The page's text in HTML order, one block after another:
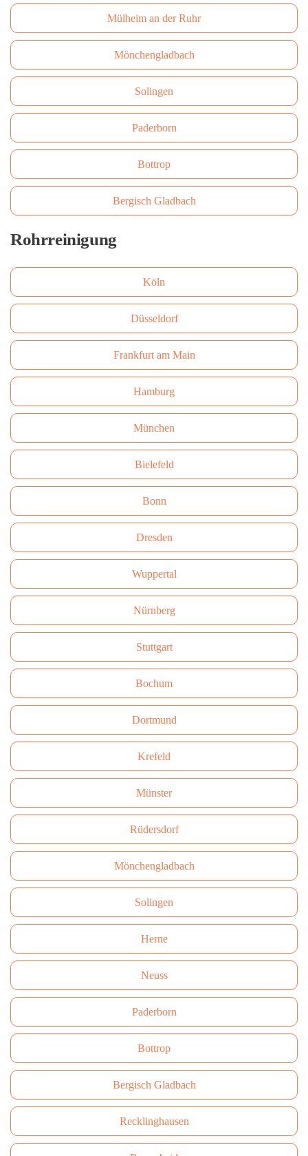
Mülheim an der Ruhr
Mönchengladbach
Solingen
Paderborn
Bottrop
Bergisch Gladbach
Rohrreinigung
Köln
Düsseldorf
Frankfurt am Main
Hamburg
München
Bielefeld
Bonn
Dresden
Wuppertal
Nürnberg
Stuttgart
Bochum
Dortmund
Krefeld
Münster
Rüdersdorf
Mönchengladbach
Solingen
Herne
Neuss
Paderborn
Bottrop
Bergisch Gladbach
Recklinghausen